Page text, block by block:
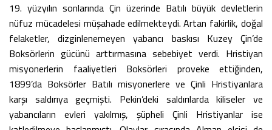
19. yüzyılın sonlarında Çin üzerinde Batılı büyük devletlerin
nüfuz mücadelesi müşahade edilmekteydi. Artan fakirlik, doğal
felaketler, dizginlenemeyen yabancı baskısı Kuzey Çin’de
Boksörlerin gücünü arttırmasına sebebiyet verdi. Hristiyan
misyonerlerin faaliyetleri Boksörleri proveke ettiğinden,
1899’da Boksörler Batılı misyonerlere ve Çinli Hristiyanlara
karşı saldırıya geçmişti. Pekin’deki saldırılarda kiliseler ve
yabancıların evleri yakılmış, şüpheli Çinli Hristiyanlar ise